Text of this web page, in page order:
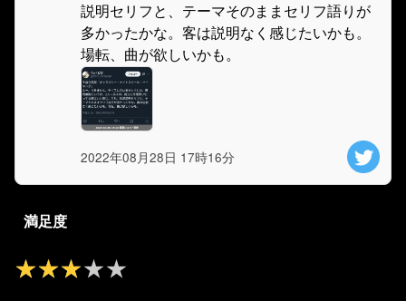
説明セリフと、テーマそのままセリフ語りが
多かったかな。客は説明なく感じたいかも。
場転、曲が欲しいかも。
2022年08月28日 17時16分
満足度
★★★★★
★★★★★